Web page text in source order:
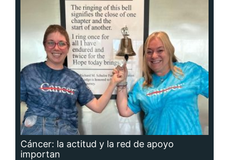
Cáncer: la actitud y la red de apoyo
importan